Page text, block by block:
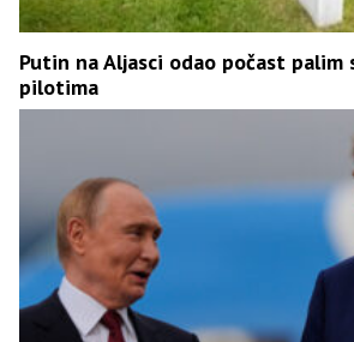
Putin na Aljasci odao počast palim
pilotima